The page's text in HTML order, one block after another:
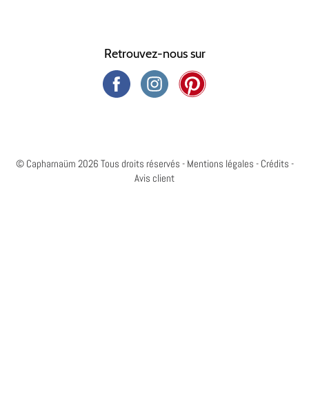
Retrouvez-nous sur
© Capharnaüm 2026 Tous droits réservés - Mentions légales - Crédits -
Avis client